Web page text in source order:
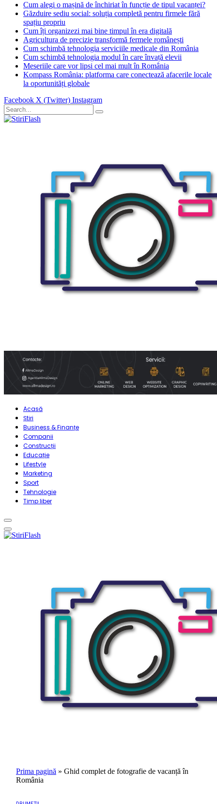
Cum alegi o mașină de închiriat în funcție de tipul vacanței?
Găzduire sediu social: soluția completă pentru firmele fără
spațiu propriu
Cum îți organizezi mai bine timpul în era digitală
Agricultura de precizie transformă fermele românești
Cum schimbă tehnologia serviciile medicale din România
Cum schimbă tehnologia modul în care învață elevii
Meseriile care vor lipsi cel mai mult în România
Kompass România: platforma care conectează afacerile locale
la oportunități globale
Facebook X (Twitter) Instagram
Acasă
Știri
Business & Finanțe
Companii
Construcții
Educație
Lifestyle
Marketing
Sport
Tehnologie
Timp liber
Prima pagină » Ghid complet de fotografie de vacanță în
România